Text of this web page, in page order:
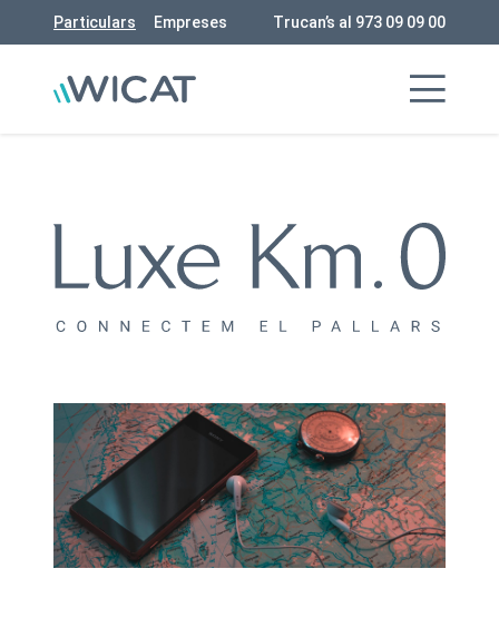
Particulars Empreses Trucan’s al 973 09 09 00